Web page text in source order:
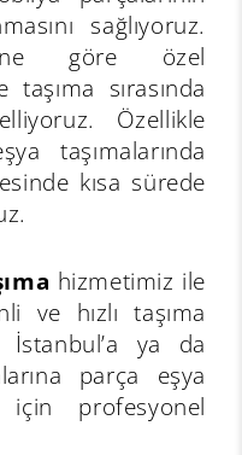
sağlıyoruz.
göre özel
sırasında
Özellikle
taşımalarında
kısa sürede
hizmetimiz ile
ve hızlı taşıma
İstanbul’a ya da
parça eşya
için profesyonel